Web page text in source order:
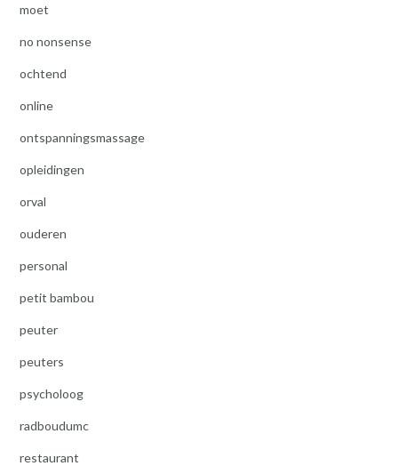
moet
no nonsense
ochtend
online
ontspanningsmassage
opleidingen
orval
ouderen
personal
petit bambou
peuter
peuters
psycholoog
radboudumc
restaurant